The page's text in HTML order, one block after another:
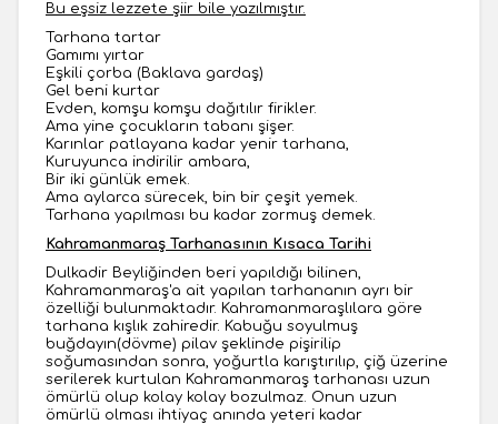
Bu eşsiz lezzete şiir bile yazılmıştır.
Tarhana tartar
Gamımı yırtar
Eşkili çorba (Baklava gardaş)
Gel beni kurtar
Evden, komşu komşu dağıtılır firikler.
Ama yine çocukların tabanı şişer.
Karınlar patlayana kadar yenir tarhana,
Kuruyunca indirilir ambara,
Bir iki günlük emek.
Ama aylarca sürecek, bin bir çeşit yemek.
Tarhana yapılması bu kadar zormuş demek.
Kahramanmaraş Tarhanasının Kısaca Tarihi
Dulkadir Beyliğinden beri yapıldığı bilinen,
Kahramanmaraş'a ait yapılan tarhananın ayrı bir
özelliği bulunmaktadır. Kahramanmaraşlılara göre
tarhana kışlık zahiredir. Kabuğu soyulmuş
buğdayın(dövme) pilav şeklinde pişirilip
soğumasından sonra, yoğurtla karıştırılıp, çiğ üzerine
serilerek kurtulan Kahramanmaraş tarhanası uzun
ömürlü olup kolay kolay bozulmaz. Onun uzun
ömürlü olması ihtiyaç anında yeteri kadar